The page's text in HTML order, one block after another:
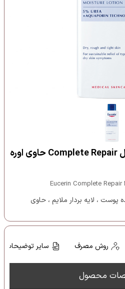
لوسیون بدن اوسرین مدل Complete Repair حاوی اوره
Eucerin Complete
پوست ، لایه بردار ملایم ، حاوی
روش مصرف سایر توضیحات
محصول